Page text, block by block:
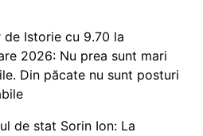
de Istorie cu 9.70 la
2026: Nu prea sunt mari
Din păcate nu sunt posturi
de stat Sorin Ion: La